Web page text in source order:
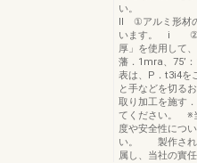
Il ①アルミ形材
います。 i ②角
厚」を使用し
藩．1mra、75’
表は、P．t3i4を
と手などを切る
取り加工を施す
てください。 ※
度や安全性につ
い。 製作され
属し、当社の